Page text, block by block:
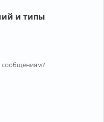
и типы
сообщениям?